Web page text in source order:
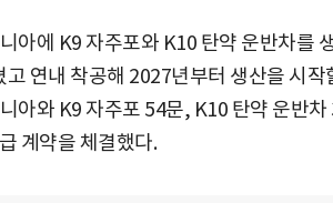
아에 K9 자주포와 K10 탄약 운반차를
고 연내 착공해 2027년부터 생산을 시
아와 K9 자주포 54문, K10 탄약 운반
계약을 체결했다.